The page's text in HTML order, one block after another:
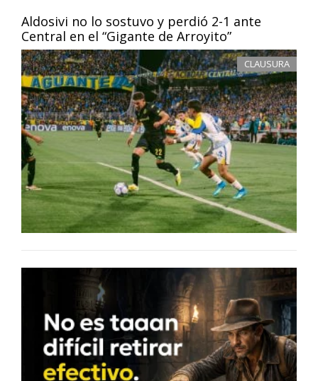
Aldosivi no lo sostuvo y perdió 2-1 ante
Central en el “Gigante de Arroyito”
CLAUSURA